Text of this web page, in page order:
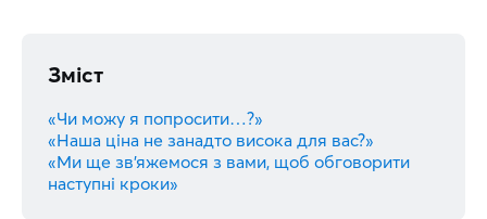
Зміст
«Чи можу я попросити…?»
«Наша ціна не занадто висока для вас?»
«Ми ще зв'яжемося з вами, щоб обговорити
наступні кроки»